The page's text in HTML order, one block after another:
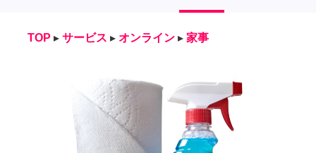
TOP ▸ サービス ▸ オンライン ▸ 家事